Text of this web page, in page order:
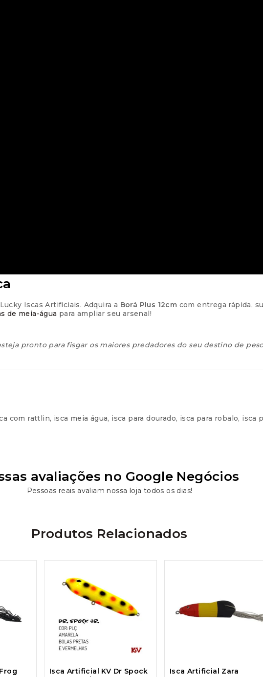
Iscas Artificiais. Adquira a Borá Plus 12cm com entrega rápida,
de meia-água para ampliar seu arsenal!
pronto para fisgar os maiores predadores do seu destino de
com rattlin, isca meia água, isca para dourado, isca para robalo, isca
avaliações no Google Negócios
Pessoas reais avaliam nossa loja todos os dias!
Produtos Relacionados
Isca Artificial KV Dr Spock
Isca Artificial Zara